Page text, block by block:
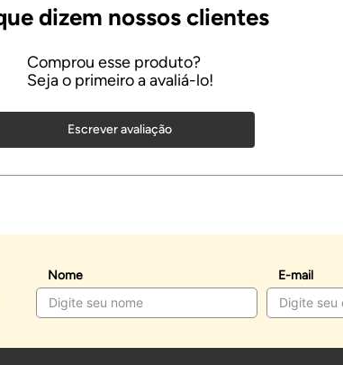
Escrever avaliação
Nome
E-mail